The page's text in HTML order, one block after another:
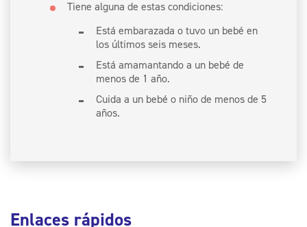
Tiene alguna de estas condiciones:
Está embarazada o tuvo un bebé en
los últimos seis meses.
Está amamantando a un bebé de
menos de 1 año.
Cuida a un bebé o niño de menos de 5
años.
Enlaces rápidos